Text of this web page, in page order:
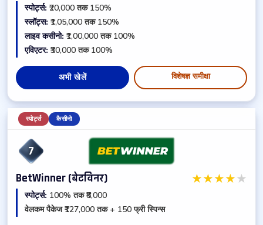
स्पोर्ट्स: ₹20,000 तक 150%
स्लॉट्स: ₹1,05,000 तक 150%
लाइव कसीनो: ₹1,00,000 तक 100%
एविएटर: ₹30,000 तक 100%
अभी खेलें विशेषज्ञ समीक्षा
स्पोर्ट्स कैसीनो
7
BetWinner (बेटविनर) ★★★★★
स्पोर्ट्स: 100% तक ₹8,000
वेलकम पैकेज ₹127,000 तक + 150 फ्री स्पिन्स